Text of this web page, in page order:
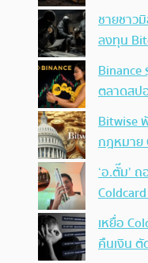
ชายชาว
ลงทุน
Binance
ตลาดสป
Bitwise
กฎหมาย
‘อ.ตั๊ม’
เหยื่อ
คืนเงิน